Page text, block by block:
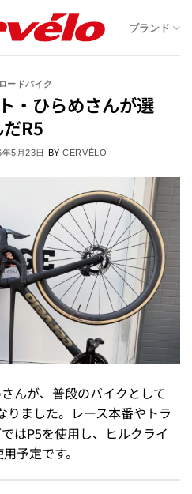
ブランド
ロードバイク
・ひらめさんが選
だR5
5月23日 BYCERVÉLO
んが、普段のバイクとして
りました。レース本番やトラ
はP5を使用し、ヒルクライ
予定です。